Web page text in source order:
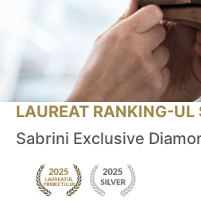
LAUREAT RANKING-UL
Sabrini Exclusive